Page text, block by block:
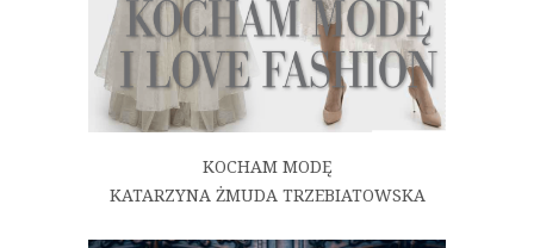
KOCHAM MODĘ
KATARZYNA ŻMUDA TRZEBIATOWSKA